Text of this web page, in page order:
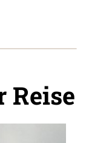
Reise